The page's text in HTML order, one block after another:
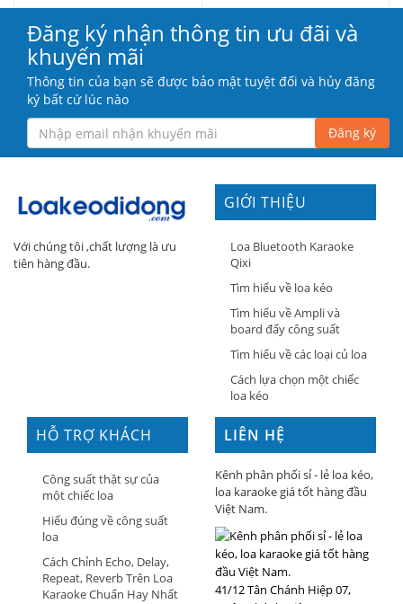
Đăng ký nhận thông tin ưu đãi và
khuyến mãi
Thông tin của bạn sẽ được bảo mật tuyệt đối và hủy đăng
ký bất cứ lúc nào
Đăng ký
Với chúng tôi ,chất lượng là ưu
tiên hàng đầu.
GIỚI THIỆU
Loa Bluetooth Karaoke
Qixi
Tìm hiểu về loa kéo
Tìm hiểu về Ampli và
board đẩy công suất
Tìm hiểu về các loại củ loa
Cách lựa chọn một chiếc
loa kéo
HỖ TRỢ KHÁCH
HÀNG
Công suất thật sự của
một chiếc loa
Hiểu đúng về công suất
loa
Cách Chỉnh Echo, Delay,
Repeat, Reverb Trên Loa
Karaoke Chuẩn Hay Nhất
LIÊN HỆ
Kênh phân phối sỉ - lẻ loa kéo,
loa karaoke giá tốt hàng đầu
Việt Nam.
41/12 Tân Chánh Hiệp 07,